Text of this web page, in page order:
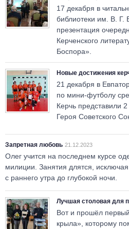
17 декабря в
библиотеки им. В. Г.
презентация
Керченского
Боспора».
Новые достижения
21 декабря в
по мини-футболу
Керчь представили
Героя Советского
Запретная любовь 21.12.2023
Олег учится на последнем курсе
милиции. Занятия длятся,
с раннего утра до глубокой ночи.
Лучшая столовая для
Вот и прошёл
крыла», которому